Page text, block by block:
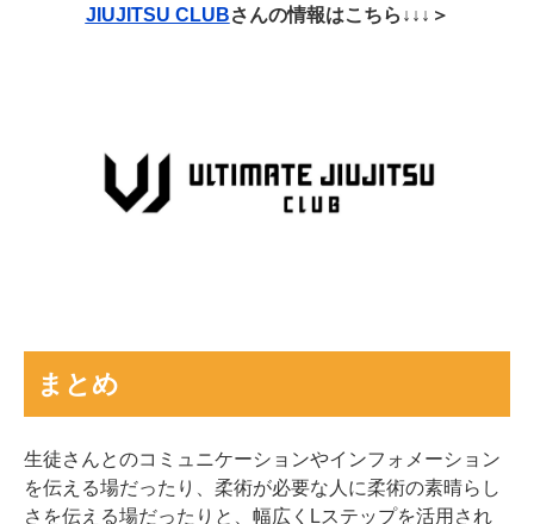
JIUJITSU CLUBさんの情報はこちら↓↓↓＞
まとめ
生徒さんとのコミュニケーションやインフォメーション
を伝える場だったり、柔術が必要な人に柔術の素晴らし
さを伝える場だったりと、幅広くLステップを活用され